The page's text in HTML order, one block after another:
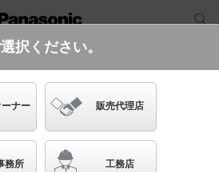
ド
択ください。
ナー 販売代理店
務所 工務店